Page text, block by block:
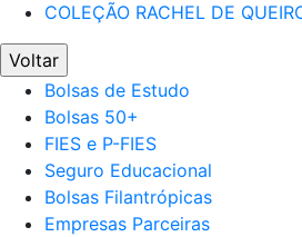
COLEÇÃO RACHEL DE
Voltar
Bolsas de Estudo
Bolsas 50+
FIES e P-FIES
Seguro Educacional
Bolsas Filantrópicas
Empresas Parceiras